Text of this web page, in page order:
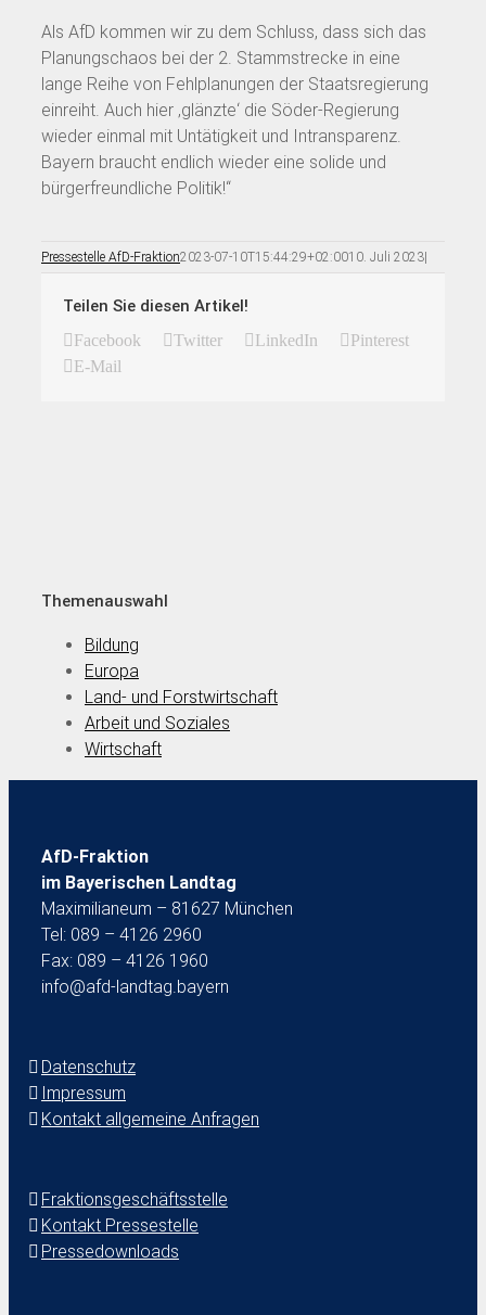
Als AfD kommen wir zu dem Schluss, dass sich das
Planungschaos bei der 2. Stammstrecke in eine
lange Reihe von Fehlplanungen der Staatsregierung
einreiht. Auch hier ‚glänzte‘ die Söder-Regierung
wieder einmal mit Untätigkeit und Intransparenz.
Bayern braucht endlich wieder eine solide und
bürgerfreundliche Politik!“
Pressestelle AfD-Fraktion2023-07-10T15:44:29+02:0010. Juli 2023|
Teilen Sie diesen Artikel!
Facebook Twitter LinkedIn
Pinterest
E-Mail
Themenauswahl
Bildung
Europa
Land- und Forstwirtschaft
Arbeit und Soziales
Wirtschaft
AfD-Fraktion
im Bayerischen Landtag
Maximilianeum – 81627 München
Tel: 089 – 4126 2960
Fax: 089 – 4126 1960
info@afd-landtag.bayern
Datenschutz
Impressum
Kontakt allgemeine Anfragen
Fraktionsgeschäftsstelle
Kontakt Pressestelle
Pressedownloads